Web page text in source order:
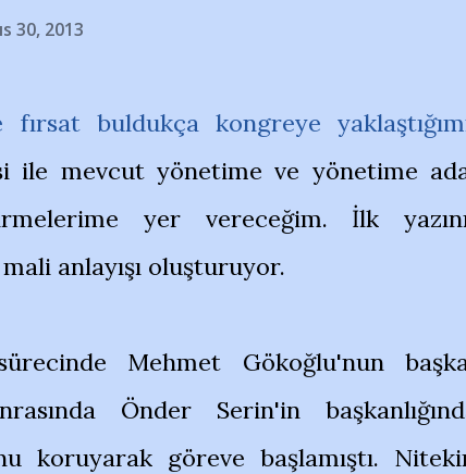
30, 2013
buldukça kongreye
ile mevcut yönetime ve yönetime
yer vereceğim. İlk
anlayışı oluşturuyor.
Mehmet Gökoğlu'nun
Önder Serin'in
koruyarak göreve başlamıştı.